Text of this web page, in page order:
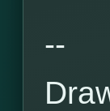
--